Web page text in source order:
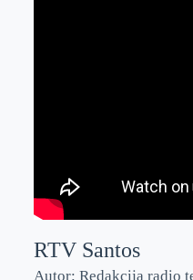
RTV Santos
Autor: Redakcija radio